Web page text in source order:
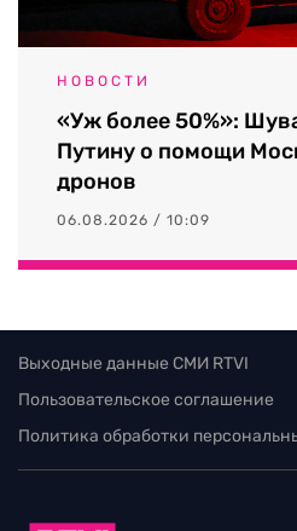
НОВОСТИ
«Уж более 50%»:
Путину о помощи
дронов
06.08.2026 / 10:09
Выходные данные СМИ RTVI
Пользовательское соглашение
Политика обработки